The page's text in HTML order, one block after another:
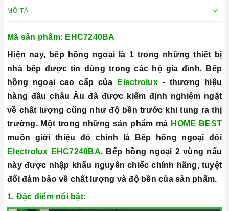
MÔ TẢ
Mã sản phẩm: EHC7240BA
Hiện nay, bếp hồng ngoại là 1 trong những thiết bị
nhà bếp được tin dùng trong các hộ gia đình. Bếp
hồng ngoại cao cấp của
Electrolux- thương hiệu
hàng đầu châu Âu đã được kiểm định nghiêm ngặt
về chất lượng cũng như độ bền trước khi tung ra thị
trường. Một trong những sản phẩm mà HOME BEST
muốn giới thiệu đó chính là Bếp hồng ngoại đôi
Electrolux EHC7240BA. Bếp hồng ngoại 2 vùng nấu
này được nhập khẩu nguyên chiếc chính hãng, tuyệt
đối đảm bảo về chất lượng và độ bền của sản phẩm.
1. Đặc điểm nổi bật: